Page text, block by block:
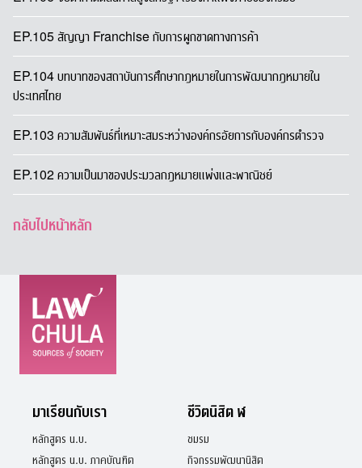
EP.105 สัญญา Franchise กับการผูกขาดทางการค้า
EP.104 บทบาทของสถาบันการศึกษากฎหมายในการพัฒนากฎหมายใน
ประเทศไทย
EP.103 ความสัมพันธ์ที่เหมาะสมระหว่างองค์กรอัยการกับองค์กรตำรวจ
EP.102 ความเป็นมาของประมวลกฎหมายแพ่งและพาณิชย์
กลับไปหน้าหลัก
มาเรียนกับเรา
หลักสูตร น.บ.
หลักสูตร น.บ. ภาคบัณฑิต
ชีวิตนิสิต ฬ
ชมรม
กิจกรรมพัฒนานิสิต